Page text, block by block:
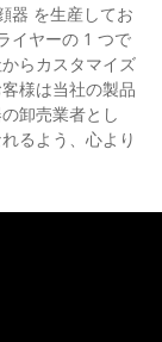
器 を生産してお
イヤーの 1 つで
らカスタマイズ
様は当社の製品
卸売業者とし
るよう、心より